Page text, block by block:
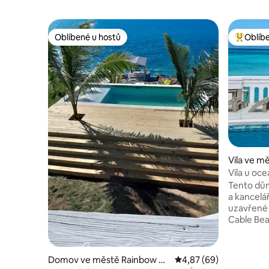
Oblíbené u hostů
Oblíbené u hostů
Domov ve městě Rainbow Ba
Průměrné hodnocení
4,87 (69)
Nejlepší
Vila ve
Vila u
výhled
Tento
a
Cable